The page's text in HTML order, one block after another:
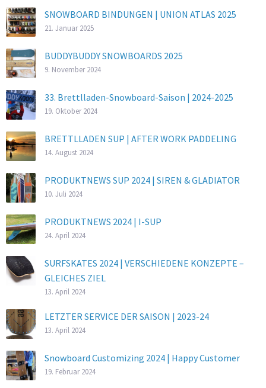
SNOWBOARD BINDUNGEN | UNION ATLAS 2025
21. Januar 2025
BUDDYBUDDY SNOWBOARDS 2025
9. November 2024
33. Brettlladen-Snowboard-Saison | 2024-2025
19. Oktober 2024
BRETTLLADEN SUP | AFTER WORK PADDELING
14. August 2024
PRODUKTNEWS SUP 2024 | SIREN & GLADIATOR
10. Juli 2024
PRODUKTNEWS 2024 | I-SUP
24. April 2024
SURFSKATES 2024 | VERSCHIEDENE KONZEPTE –
GLEICHES ZIEL
13. April 2024
LETZTER SERVICE DER SAISON | 2023-24
13. April 2024
Snowboard Customizing 2024 | Happy Customer
19. Februar 2024